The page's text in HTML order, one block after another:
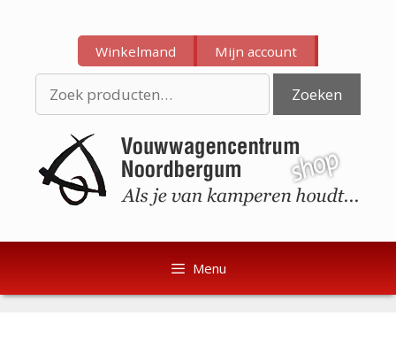
inhoud
inhoud
Winkelmand Mijn account
naar:
Zoeken
Menu